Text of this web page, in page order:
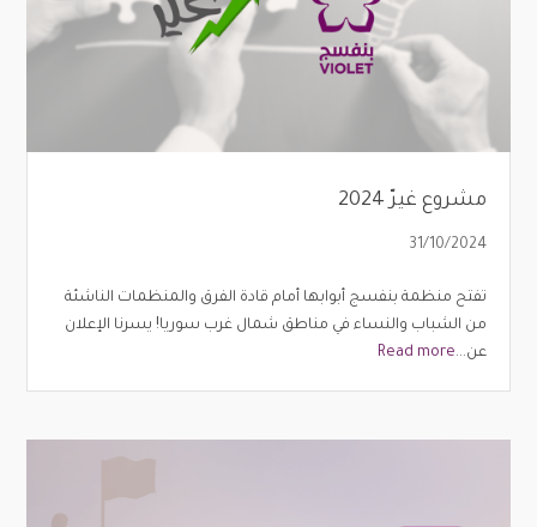
مشروع غيرّ 2024
31/10/2024
تفتح منظمة بنفسج أبوابها أمام قادة الفرق والمنظمات الناشئة
من الشباب والنساء في مناطق شمال غرب سوريا! يسرنا الإعلان
عن...Read more